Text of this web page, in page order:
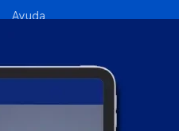
Ayuda
Página de Status